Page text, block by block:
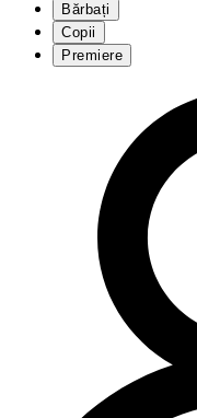
Bărbați
Copii
Premiere